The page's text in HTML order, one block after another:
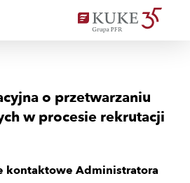
o przetwarzaniu
w procesie rekrutacji
kontaktowe Administratora